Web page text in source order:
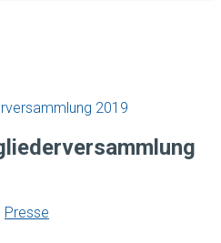
2019
Presse